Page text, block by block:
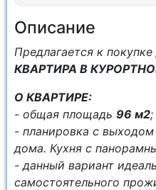
Описание
Предлагается к покупке
КВАРТИРА В
О КBAРТИPE:
- oбщая плoщaдь 96 м2;
- планировка с
дома. Кухня с
- данный вариант
самостоятельного